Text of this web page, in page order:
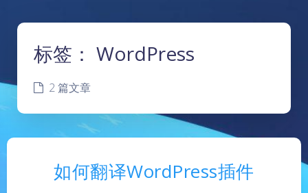
标签： WordPress
2 篇文章
如何翻译WordPress插件